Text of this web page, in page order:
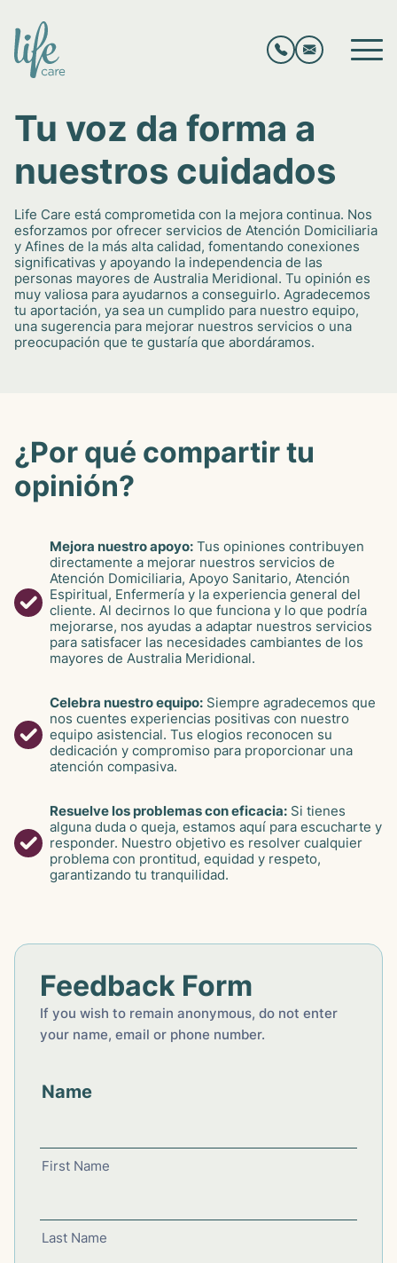
Tu voz da forma a
nuestros cuidados
Life Care está comprometida con la mejora continua. Nos
esforzamos por ofrecer servicios de Atención Domiciliaria
y Afines de la más alta calidad, fomentando conexiones
significativas y apoyando la independencia de las
personas mayores de Australia Meridional. Tu opinión es
muy valiosa para ayudarnos a conseguirlo. Agradecemos
tu aportación, ya sea un cumplido para nuestro equipo,
una sugerencia para mejorar nuestros servicios o una
preocupación que te gustaría que abordáramos.
¿Por qué compartir tu
opinión?
Mejora nuestro apoyo: Tus opiniones contribuyen
directamente a mejorar nuestros servicios de
Atención Domiciliaria, Apoyo Sanitario, Atención
Espiritual, Enfermería y la experiencia general del
cliente. Al decirnos lo que funciona y lo que podría
mejorarse, nos ayudas a adaptar nuestros servicios
para satisfacer las necesidades cambiantes de los
mayores de Australia Meridional.
Celebra nuestro equipo: Siempre agradecemos que
nos cuentes experiencias positivas con nuestro
equipo asistencial. Tus elogios reconocen su
dedicación y compromiso para proporcionar una
atención compasiva.
Resuelve los problemas con eficacia: Si tienes
alguna duda o queja, estamos aquí para escucharte y
responder. Nuestro objetivo es resolver cualquier
problema con prontitud, equidad y respeto,
garantizando tu tranquilidad.
Feedback Form
If you wish to remain anonymous, do not enter
your name, email or phone number.
Name
First Name
Last Name